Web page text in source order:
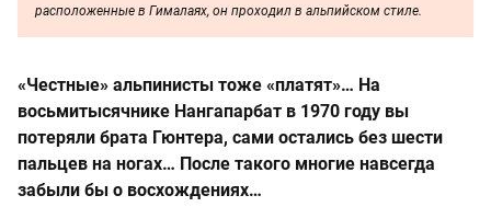
расположенные в Гималаях, он проходил в альпийском стиле.
«Честные» альпинисты тоже «платят»… На
восьмитысячнике Нангапарбат в 1970 году вы
потеряли брата Гюнтера, сами остались без шести
пальцев на ногах… После такого многие навсегда
забыли бы о восхождениях…